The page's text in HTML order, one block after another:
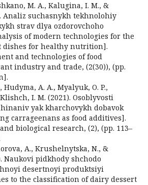
M. A., Kalugina, I. M., &
Analiz suchasnykh tekhnolohiy
strav dlya ozdorovchoho
of modern technologies for the
dishes for healthy nutrition].
and technologies of food
industry and trade, (2(30)), (pp.
Hudyma, A. A., Myalyuk, O. P.,
I. M. (2021). Osoblyvosti
yak kharchovykh dobavok
carrageenans as food additives].
biological research, (2), (pp. 113–
A., Krushelnytska, N., &
Naukovi pidkhody shchodo
desertnoyi produktsiyi
to the classification of dairy dessert